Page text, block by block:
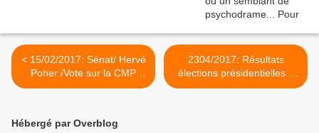
< 15/02/2017: Sénat/ Hervé
Poher /Vote sur la CMP
autoconsommation
2304/2017: Résultats
élections présidentielles à
Guînes (1er tour) >
Hébergé par Overblog